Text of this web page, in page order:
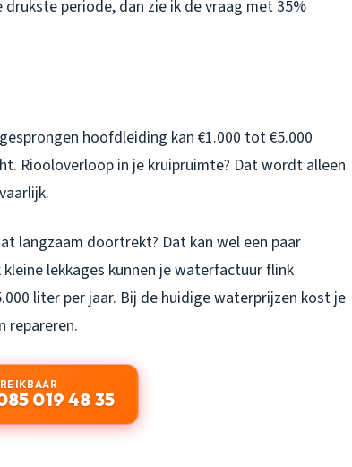
periode, dan zie ik de vraag met 35%
hoofdleiding kan €1.000 tot €5.000
Riooloverloop in je kruipruimte? Dat wordt alleen
langzaam doortrekt? Dat kan wel een paar
lekkages kunnen je waterfactuur flink
liter per jaar. Bij de huidige waterprijzen kost je
repareren.
019 48 35